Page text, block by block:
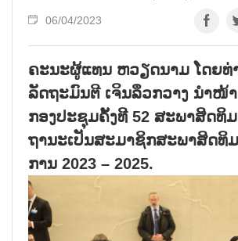
06/04/2023
ຄະນະຜູ້ແທນ ຫວຽດນາມ ໂດຍທ່
ລັດຖະມົນຕີ ເຈິນລຶວກວາງ ນຳໜ້
ກອງປະຊຸມຄັ້ງທີ 52 ສະພາສິດທິ
ຖານະເປັນສະມາຊິກສະພາສິດທິ
ການ 2023 – 2025.